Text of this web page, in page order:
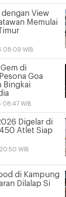
dengan View
Memulai
08:09 WIB
di
Goa
Bingkai
08:47 WIB
Digelar di
Atlet Siap
WIB
di Kampung
Dilalap Si